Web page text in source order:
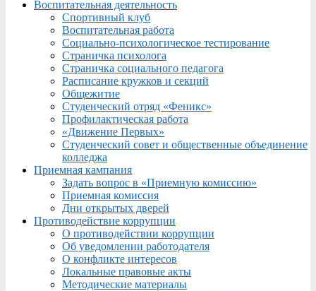
Воспитательная деятельность
Спортивный клуб
Воспитательная работа
Социально-психологическое тестирование
Страничка психолога
Страничка социального педагога
Расписание кружков и секций
Общежитие
Студенческий отряд «Феникс»
Профилактическая работа
«Движение Первых»
Студенческий совет и общественные объединение
колледжа
Приемная кампания
Задать вопрос в «Приемную комиссию»
Приемная комиссия
Дни открытых дверей
Противодействие коррупции
О противодействии коррупции
Об уведомлении работодателя
О конфликте интересов
Локальные правовые акты
Методические материалы